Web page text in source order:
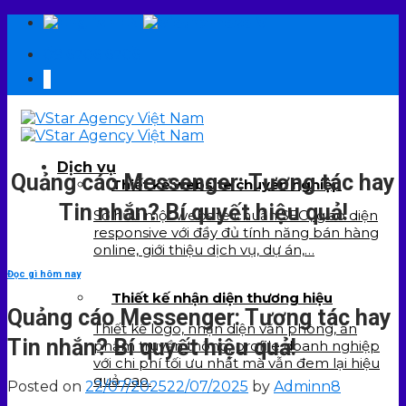
Skip
content
Dịch vụ
Thiết kế website chuyên nghiệp
Sở hữu một website chuẩn SEO, giao diện
responsive với đầy đủ tính năng bán hàng
online, giới thiệu dịch vụ, dự án,…
Thiết kế nhận diện thương hiệu
Thiết kế logo, nhận diện văn phòng, ấn
phẩm truyền thông, profile doanh nghiệp
với chi phí tối ưu nhất mà vẫn đem lại hiệu
quả cao.
Quảng cáo Messenger: Tương tác hay
Tin nhắn? Bí quyết hiệu quả!
Đọc gì hôm nay
Quảng cáo Messenger: Tương tác hay
Tin nhắn? Bí quyết hiệu quả!
Posted on 22/07/202522/07/2025 by Adminn8